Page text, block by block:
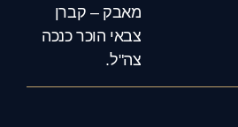
מאבק – קברן
צבאי הוכר כנכה
צה"ל.